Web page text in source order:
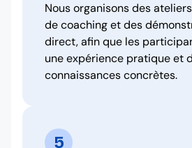
Nous organisons des
de coaching et des
direct, afin que les
une expérience pratique et
connaissances concrètes.
5